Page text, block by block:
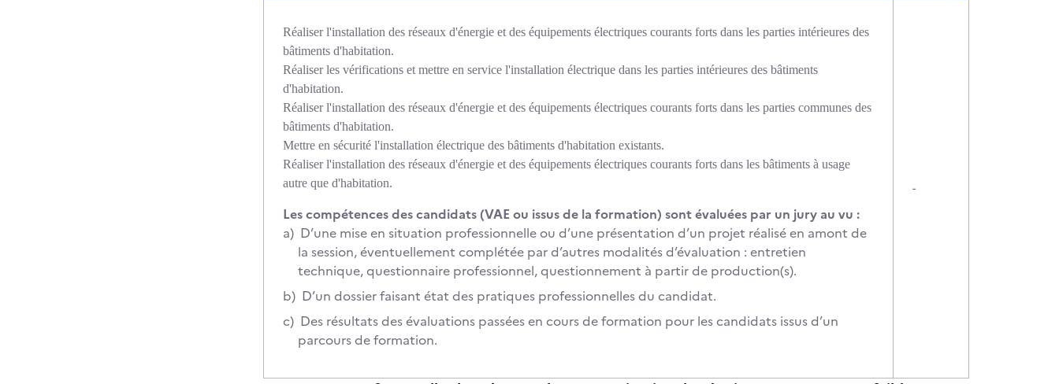
Réaliser l'installation des réseaux d'énergie et des équipements électriques courants forts dans les parties intérieures des
bâtiments d'habitation.
Réaliser les vérifications et mettre en service l'installation électrique dans les parties intérieures des bâtiments
d'habitation.
Réaliser l'installation des réseaux d'énergie et des équipements électriques courants forts dans les parties communes des
bâtiments d'habitation.
Mettre en sécurité l'installation électrique des bâtiments d'habitation existants.
Réaliser l'installation des réseaux d'énergie et des équipements électriques courants forts dans les bâtiments à usage
autre que d'habitation.
Les compétences des candidats (VAE ou issus de la formation) sont évaluées par un jury au vu :
a) D’une mise en situation professionnelle ou d’une présentation d’un projet réalisé en amont de
la session, éventuellement complétée par d’autres modalités d’évaluation : entretien
technique, questionnaire professionnel, questionnement à partir de production(s).
b) D’un dossier faisant état des pratiques professionnelles du candidat.
c) Des résultats des évaluations passées en cours de formation pour les candidats issus d’un
parcours de formation.
-